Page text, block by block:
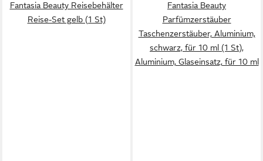
Fantasia Beauty Reisebehälter
Reise-Set gelb (1 St)
Fantasia Beauty
Parfümzerstäuber
Taschenzerstäuber, Aluminium,
schwarz, für 10 ml (1 St),
Aluminium, Glaseinsatz, für 10 ml